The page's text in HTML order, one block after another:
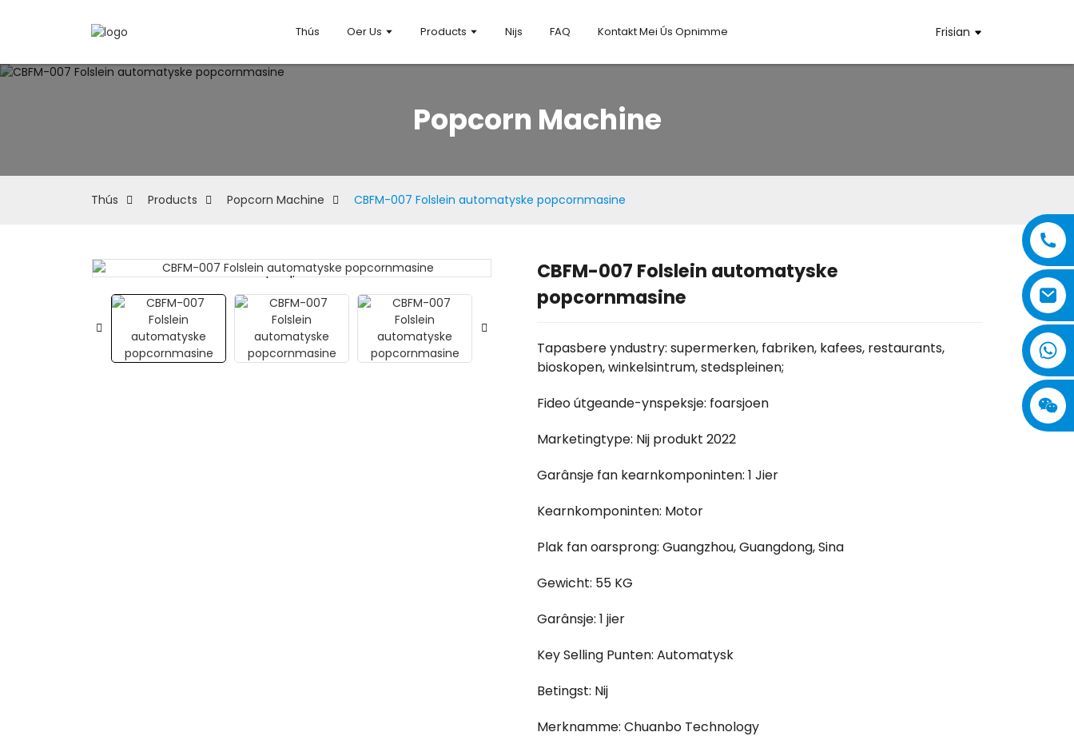
Thús Oer Us Products Nijs FAQ Kontakt Mei Ús Opnimme Frisian
Popcorn Machine
Thús Products Popcorn Machine CBFM-007 Folslein automatyske popcornmasine
Loading...
Loading... Loading...
Loading...
CBFM-007 Folslein automatyske
popcornmasine
Tapasbere yndustry: supermerken, fabriken, kafees, restaurants,
bioskopen, winkelsintrum, stedspleinen;
Fideo útgeande-ynspeksje: foarsjoen
Marketingtype: Nij produkt 2022
Garânsje fan kearnkomponinten: 1 Jier
Kearnkomponinten: Motor
Plak fan oarsprong: Guangzhou, Guangdong, Sina
Gewicht: 55 KG
Garânsje: 1 jier
Key Selling Punten: Automatysk
Betingst: Nij
Merknamme: Chuanbo Technology